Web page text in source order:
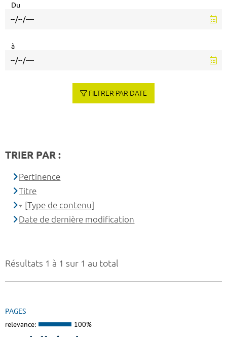
Résultats 1 à 1 sur 1 au total
PAGES
relevance: 100%
Du
à
FILTRER PAR DATE
TRIER PAR :
Pertinence
Titre
[Type de contenu]
Date de dernière modification